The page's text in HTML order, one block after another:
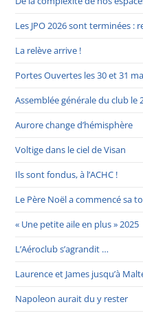
Les JPO 2026 sont terminées :
La relève arrive !
Portes Ouvertes les 30 et 31
Assemblée générale du club le
Aurore change d’hémisphère
Voltige dans le ciel de Visan
Ils sont fondus, à l’ACHC !
Le Père Noël a commencé sa
« Une petite aile en plus » 2025
L’Aéroclub s’agrandit …
Laurence et James jusqu’à
Napoleon aurait du y rester